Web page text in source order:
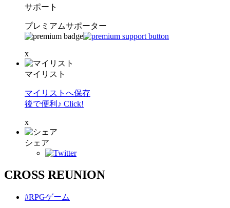
サポート
プレミアムサポーター
x
マイリスト
マイリストへ保存
後で便利♪ Click!
x
シェア
CROSS REUNION
#RPGゲーム